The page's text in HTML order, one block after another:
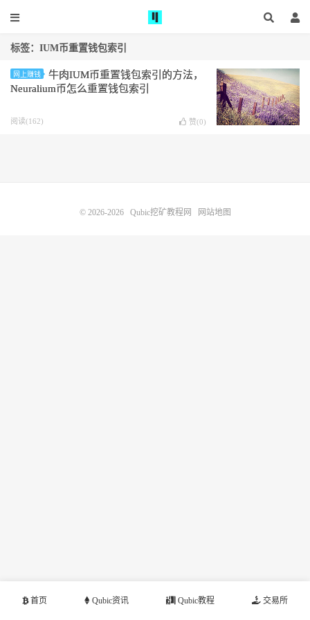
标签：IUM币重置钱包索引
网上赚钱
牛肉IUM币重置钱包索引的方法，
Neuralium币怎么重置钱包索引
阅读(162) 赞(0)
首页 Qubic资讯 Qubic教程 交易所
© 2026-2026 Qubic挖矿教程网 网站地图